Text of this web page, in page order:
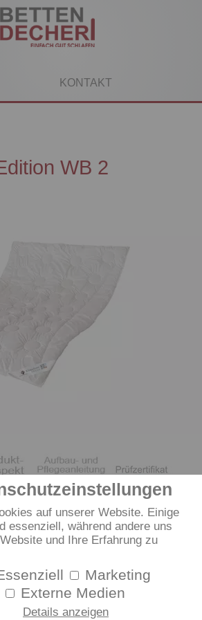
auf unserer Website. Einige
essenziell, während andere uns
und Ihre Erfahrung zu
Marketing
Externe Medien
Details anzeigen
KONTAKT
WB 2
man sie kaum spürt: Diese
(biologisch abbaubar) extrem
angenehm warm. Die taillierte
Darüber hinaus ist die dormabell